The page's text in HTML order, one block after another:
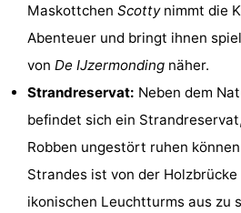
Städte
Natur
Sport
Schwimmbader
Radfahren
Maskottchen Scottynimmt die
Abenteuer und bringt ihnen
von De IJzermonding näher.
Strandreservat: Neben dem
befindet sich ein
Robben ungestört ruhen
Strandes ist von der
ikonischen Leuchtturms aus zu